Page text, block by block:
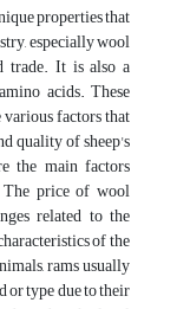
properties that
especially wool
trade. It is also a
acids. These
factors that
quality of sheep's
the main factors
price of wool
related to the
of the
rams usually
or type due to their